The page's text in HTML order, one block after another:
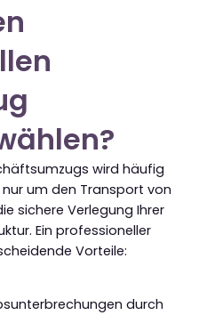
wird häufig
um den Transport von
sichere Verlegung Ihrer
Ein professioneller
Vorteile:
durch